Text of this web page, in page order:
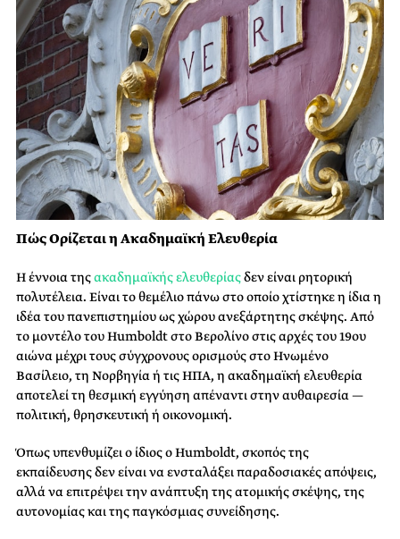
Πώς Ορίζεται η Ακαδημαϊκή Ελευθερία
Η έννοια τηςακαδημαϊκής ελευθερίαςδεν είναι ρητορική
πολυτέλεια. Είναι το θεμέλιο πάνω στο οποίο χτίστηκε η ίδια η
ιδέα του πανεπιστημίου ως χώρου ανεξάρτητης σκέψης. Από
το μοντέλο του Humboldt στο Βερολίνο στις αρχές του 19ου
αιώνα μέχρι τους σύγχρονους ορισμούς στο Ηνωμένο
Βασίλειο, τη Νορβηγία ή τις ΗΠΑ, η ακαδημαϊκή ελευθερία
αποτελεί τη θεσμική εγγύηση απέναντι στην αυθαιρεσία —
πολιτική, θρησκευτική ή οικονομική.
Όπως υπενθυμίζει ο ίδιος ο Humboldt, σκοπός της
εκπαίδευσης δεν είναι να ενσταλάξει παραδοσιακές απόψεις,
αλλά να επιτρέψει την ανάπτυξη της ατομικής σκέψης, της
αυτονομίας και της παγκόσμιας συνείδησης.